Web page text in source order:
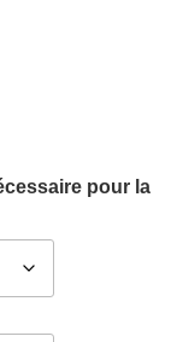
pour la